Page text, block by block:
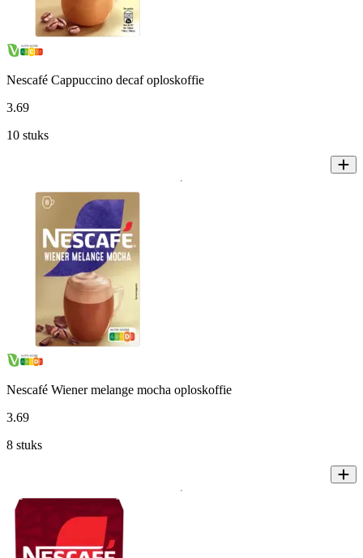
Nescafé Cappuccino decaf oploskoffie
3.69
10 stuks
Nescafé Wiener melange mocha oploskoffie
3.69
8 stuks